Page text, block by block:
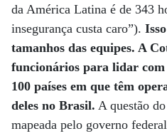
da América Latina é de 343
insegurança custa caro”).
tamanhos das equipes. A
funcionários para lidar
100 países em que têm
deles no Brasil. A questão
mapeada pelo governo